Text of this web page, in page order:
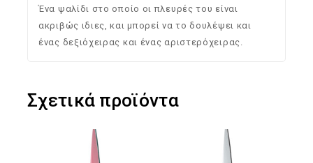
Ένα ψαλίδι στο οποίο οι πλευρές του είναι
ακριβώς ιδιες, και μπορεί να το δουλέψει και
ένας δεξιόχειρας και ένας αριστερόχειρας.
Σχετικά προϊόντα